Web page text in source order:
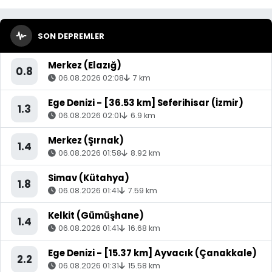
SON DEPREMLER
0.8 Merkez (Elazığ)
06.08.2026 02:08 7 km
1.3 Ege Denizi - [36.53 km] Seferihisar (İzmir)
06.08.2026 02:01 6.9 km
1.4 Merkez (Şırnak)
06.08.2026 01:58 8.92 km
1.8 Simav (Kütahya)
06.08.2026 01:41 7.59 km
1.4 Kelkit (Gümüşhane)
06.08.2026 01:41 16.68 km
2.2 Ege Denizi - [15.37 km] Ayvacık (Çanakkale)
06.08.2026 01:31 15.58 km